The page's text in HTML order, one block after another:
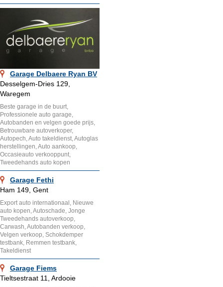
Garage Delbaere Ryan BV
Desselgem-Dries 129,
Waregem
Beste garage in de buurt,
Professionele auto garage,
Autobanden en velgen goede prijs,
Betrouwbare autoverkoper,
Autopech, Auto takeldienst, Autoglas
herstellingen, Auto aankoop,
Occasieauto verkooppunt,
Tweedehands auto kopen
Garage Fethi
Ham 149, Gent
Export auto internationaal, Nieuwe
auto kopen, Autoschade, Jonge
Tweedehands autoverkoop,
Carwash, Autobanden verkoop,
Velgen verkoop, Schokdemper
testbank, Remmen testbank,
Takeldienst
Garage Fiems
Tieltsestraat 11, Ardooie